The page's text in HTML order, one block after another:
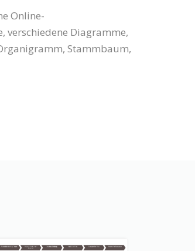
Online-
verschiedene Diagramme,
Stammbaum,